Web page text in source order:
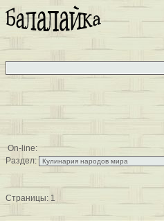
On-line:
Раздел:
Страницы: 1